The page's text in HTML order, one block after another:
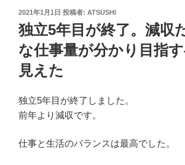
投
稿
日:
2021年1月1日 投稿者: ATSUSHI
独立5年目が終了。減収
な仕事量が分かり目指
見えた
独立5年目が終了しました。
前年より減収です。
仕事と生活のバランスは最高でした。